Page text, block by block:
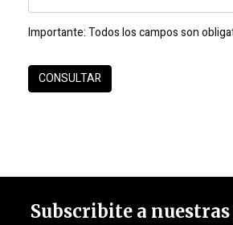
Importante:Todos los campos son
Subscribite a